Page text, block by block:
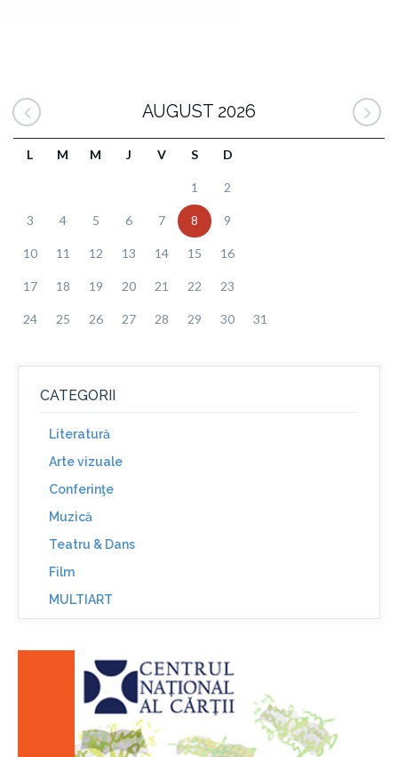
AUGUST 2026
L M M J V S D
1 2
3 4 5 6 7 8 9
10 11 12 13 14 15 16
17 18 19 20 21 22 23
24 25 26 27 28 29 30 31
CATEGORII
Literatură
Arte vizuale
Conferinţe
Muzică
Teatru & Dans
Film
MULTIART